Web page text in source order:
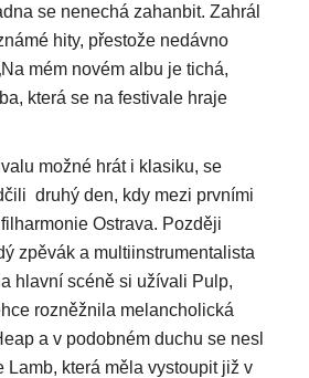
se nenechá zahanbit. Zahrál
hity, přestože nedávno
mém novém albu je tichá,
která se na festivale hraje
možné hrát i klasiku, se
druhý den, kdy mezi prvními
Ostrava. Později
zpěvák a multiinstrumentalista
hlavní scéně si užívali Pulp,
rozněžnila melancholická
a v podobném duchu se nesl
Lamb, která měla vystoupit již v